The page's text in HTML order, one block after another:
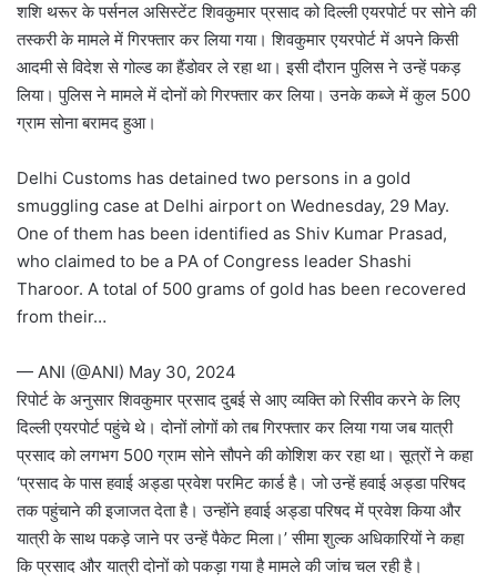
शशि थरूर के पर्सनल असिस्टेंट शिवकुमार प्रसाद को दिल्ली एयरपोर्ट पर सोने की
तस्करी के मामले में गिरफ्तार कर लिया गया। शिवकुमार एयरपोर्ट में अपने किसी
आदमी से विदेश से गोल्ड का हैंडोवर ले रहा था। इसी दौरान पुलिस ने उन्हें पकड़
लिया। पुलिस ने मामले में दोनों को गिरफ्तार कर लिया। उनके कब्जे में कुल 500
ग्राम सोना बरामद हुआ।
Delhi Customs has detained two persons in a gold
smuggling case at Delhi airport on Wednesday, 29 May.
One of them has been identified as Shiv Kumar Prasad,
who claimed to be a PA of Congress leader Shashi
Tharoor. A total of 500 grams of gold has been recovered
from their…
— ANI (@ANI) May 30, 2024
रिपोर्ट के अनुसार शिवकुमार प्रसाद दुबई से आए व्यक्ति को रिसीव करने के लिए
दिल्ली एयरपोर्ट पहुंचे थे। दोनों लोगों को तब गिरफ्तार कर लिया गया जब यात्री
प्रसाद को लगभग 500 ग्राम सोने सौपने की कोशिश कर रहा था। सूत्रों ने कहा
‘प्रसाद के पास हवाई अड्डा प्रवेश परमिट कार्ड है। जो उन्हें हवाई अड्डा परिषद
तक पहुंचाने की इजाजत देता है। उन्होंने हवाई अड्डा परिषद में प्रवेश किया और
यात्री के साथ पकड़े जाने पर उन्हें पैकेट मिला।’ सीमा शुल्क अधिकारियों ने कहा
कि प्रसाद और यात्री दोनों को पकड़ा गया है मामले की जांच चल रही है।